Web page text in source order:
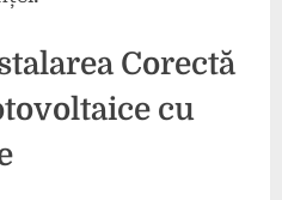
Corectă
cu